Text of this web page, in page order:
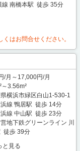
線 南橋本駅 徒歩 35分
はお問合せください。
/月～17,000円/月
～3.56m²
横浜市緑区白山1-530-1
浜線 鴨居駅 徒歩 14分
浜線 中山駅 徒歩 23分
地下鉄グリーンライン 川
徒歩 39分
と見る